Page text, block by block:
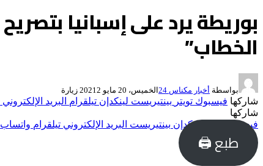
بوريطة يرد على إسبانيا
الخطاب”
بواسطة أخبار مكناس 24 الخميس، 20 مايو 2021 2 زيارة
شاركها فيسبوك تويتر بينتيريست لينكدإن تيلقرام البريد الإلكتروني
شاركها
فيسبوك
لينكدإن بينتيريست البريد الإلكتروني تيلقرام واتساب
طبع 🖨